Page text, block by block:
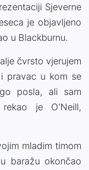
Sjeverne
je objavljeno
u Blackburnu.
čvrsto vjerujem
pravac u kom se
posla, ali sam
je O'Neill,
mladim timom
baražu okončao